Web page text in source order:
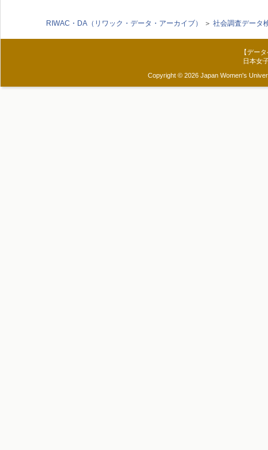
RIWAC・DA（リワック・データ・アーカイブ） ＞ 社会調査データ
【デー
日本女
Copyright © 2026 Japan Women's